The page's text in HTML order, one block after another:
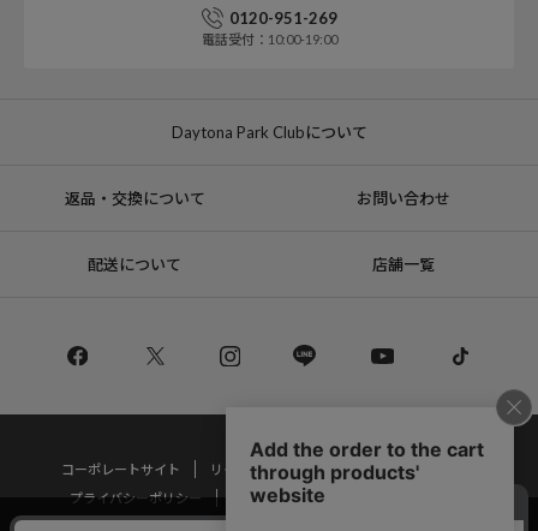
0120-951-269
電話受付：10:00-19:00
Daytona Park Clubについて
返品・交換について お問い合わせ
配送について 店舗一覧
コーポレートサイト リクルート
サステナブルマークについて
プライバシーポリシー
特定商取引法・古物営業法に基づく表記